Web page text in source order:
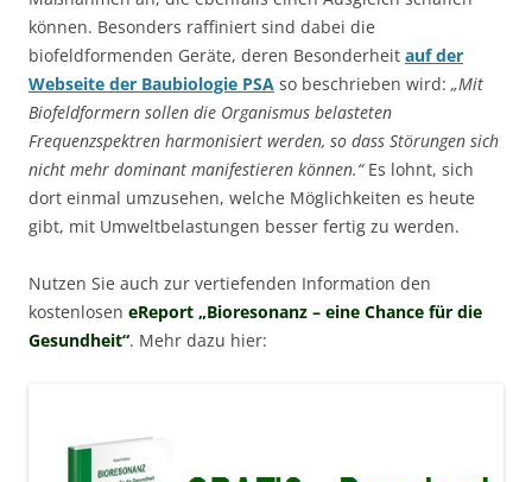
können. Besonders raffiniert sind dabei die
biofeldformenden Geräte, deren Besonderheit auf der
Webseite der Baubiologie PSA so beschrieben wird: „Mit
Biofeldformern sollen die Organismus belasteten
Frequenzspektren harmonisiert werden, so dass Störungen sich
nicht mehr dominant manifestieren können.“ Es lohnt, sich
dort einmal umzusehen, welche Möglichkeiten es heute
gibt, mit Umweltbelastungen besser fertig zu werden.
Nutzen Sie auch zur vertiefenden Information den
kostenlosen eReport „Bioresonanz – eine Chance für die
Gesundheit“. Mehr dazu hier: